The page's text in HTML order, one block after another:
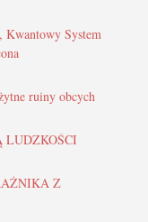
System
ruiny obcych
LUDZKOŚCI
Z